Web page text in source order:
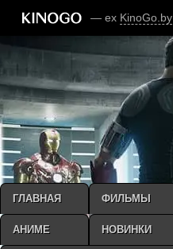
— ex KinoGo.by
ГЛАВНАЯ ФИЛЬМЫ
АНИМЕ НОВИНКИ